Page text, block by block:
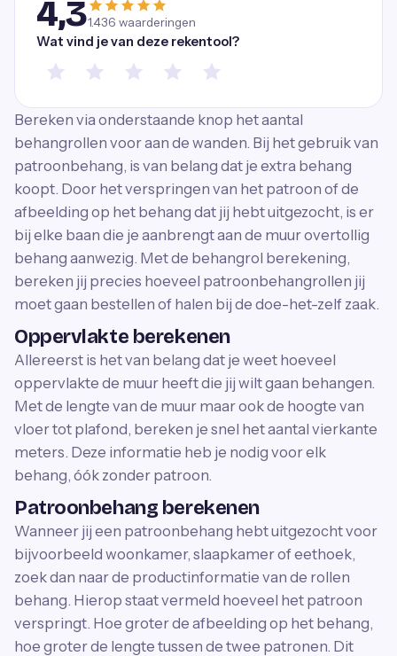
4,31.436 waarderingen
Wat vind je van deze rekentool?
Bereken via onderstaande knop het aantal
behangrollen voor aan de wanden. Bij het gebruik van
patroonbehang, is van belang dat je extra behang
koopt. Door het verspringen van het patroon of de
afbeelding op het behang dat jij hebt uitgezocht, is er
bij elke baan die je aanbrengt aan de muur overtollig
behang aanwezig. Met de behangrol berekening,
bereken jij precies hoeveel patroonbehangrollen jij
moet gaan bestellen of halen bij de doe-het-zelf zaak.
Oppervlakte berekenen
Allereerst is het van belang dat je weet hoeveel
oppervlakte de muur heeft die jij wilt gaan behangen.
Met de lengte van de muur maar ook de hoogte van
vloer tot plafond, bereken je snel het aantal vierkante
meters. Deze informatie heb je nodig voor elk
behang, óók zonder patroon.
Patroonbehang berekenen
Wanneer jij een patroonbehang hebt uitgezocht voor
bijvoorbeeld woonkamer, slaapkamer of eethoek,
zoek dan naar de productinformatie van de rollen
behang. Hierop staat vermeld hoeveel het patroon
verspringt. Hoe groter de afbeelding op het behang,
hoe groter de lengte tussen de twee patronen. Dit